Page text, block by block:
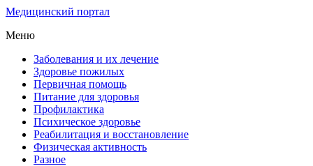
Медицинский портал
Меню
Заболевания и их лечение
Здоровье пожилых
Первичная помощь
Питание для здоровья
Профилактика
Психическое здоровье
Реабилитация и восстановление
Физическая активность
Разное